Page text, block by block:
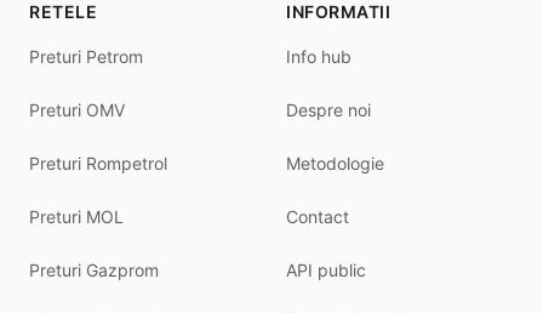
RETELE
Preturi Petrom
Preturi OMV
Preturi Rompetrol
Preturi MOL
Preturi Gazprom
INFORMATII
Info hub
Despre noi
Metodologie
Contact
API public